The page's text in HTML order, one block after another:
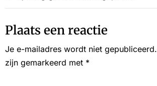
Plaats een reactie
Je e-mailadres wordt niet gepubliceerd.
zijn gemarkeerd met *